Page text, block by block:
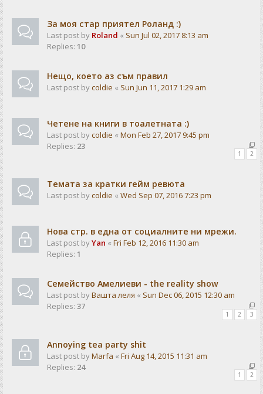
За моя стар приятел Роланд :)
Last post by Roland « Sun Jul 02, 2017 8:13 am
Replies: 10
Нещо, което аз съм правил
Last post bycoldie « Sun Jun 11, 2017 1:29 am
Четене на книги в тоалетната :)
Last post bycoldie « Mon Feb 27, 2017 9:45 pm
Replies: 23
1 2
Темата за кратки гейм ревюта
Last post bycoldie « Wed Sep 07, 2016 7:23 pm
Нова стр. в една от социалните ни мрежи.
Last post byYan « Fri Feb 12, 2016 11:30 am
Replies: 1
Семейство Амелиеви - the reality show
Last post byВашта леля « Sun Dec 06, 2015 12:30 am
Replies: 37
1 2 3
Annoying tea party shit
Last post byMarfa « Fri Aug 14, 2015 11:31 am
Replies: 24
1 2